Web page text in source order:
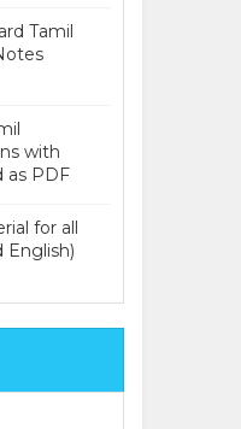
Tamil
with
as PDF
for all
English)